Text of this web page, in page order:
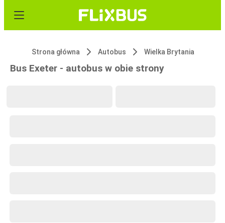
Strona główna Autobus Wielka Brytania
Bus Exeter - autobus w obie strony